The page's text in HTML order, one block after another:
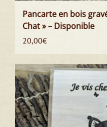
Pancarte en bois
Chat » – Disponible
20,00€